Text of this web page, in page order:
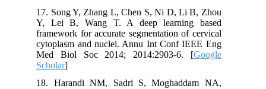
17. Song Y, Zhang L, Chen S, Ni D, Li B, Zhou
Y, Lei B, Wang T. A deep learning based
framework for accurate segmentation of cervical
cytoplasm and nuclei. Annu Int Conf IEEE Eng
Med Biol Soc 2014; 2014:2903-6. [Google
Scholar
18. Harandi NM, Sadri S, Moghaddam NA,